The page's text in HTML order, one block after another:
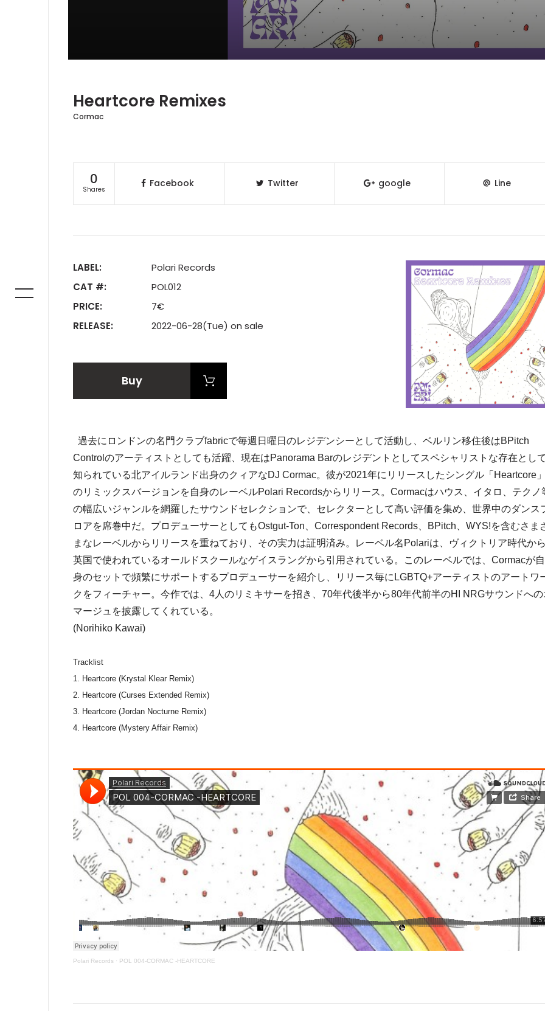
Heartcore Remixes
Cormac
0
Shares
Facebook Twitter google Line
LABEL:
Polari Records
CAT #:
POL012
PRICE:
7€
RELEASE:
2022-06-28(Tue) on sale
Buy
過去にロンドンの名門クラブfabricで毎週日曜日のレジデンシーとして活動し、ベルリン移住後はBPitch
Controlのアーティストとしても活躍、現在はPanorama Barのレジデントとしてスペシャリストな存在とし
知られている北アイルランド出身のクィアなDJ Cormac。彼が2021年にリリースしたシングル「Heartcore
のリミックスバージョンを自身のレーベルPolari Recordsからリリース。Cormacはハウス、イタロ、テクノ
の幅広いジャンルを網羅したサウンドセレクションで、セレクターとして高い評価を集め、世界中のダンス
ロアを席巻中だ。プロデューサーとしてもOstgut-Ton、Correspondent Records、BPitch、WYS!を含むさま
まなレーベルからリリースを重ねており、その実力は証明済み。レーベル名Polariは、ヴィクトリア時代か
英国で使われているオールドスクールなゲイスラングから引用されている。このレーベルでは、Cormacが自
身のセットで頻繁にサポートするプロデューサーを紹介し、リリース毎にLGBTQ+アーティストのアートワ
クをフィーチャー。今作では、4人のリミキサーを招き、70年代後半から80年代前半のHI NRGサウンドへの
マージュを披露してくれている。
(Norihiko Kawai)
Tracklist
1. Heartcore (Krystal Klear Remix)
2. Heartcore (Curses Extended Remix)
3. Heartcore (Jordan Nocturne Remix)
4. Heartcore (Mystery Affair Remix)
Polari Records · POL 004-CORMAC -HEARTCORE